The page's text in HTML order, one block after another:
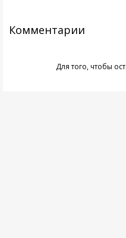
Комментарии
Для того, чтобы